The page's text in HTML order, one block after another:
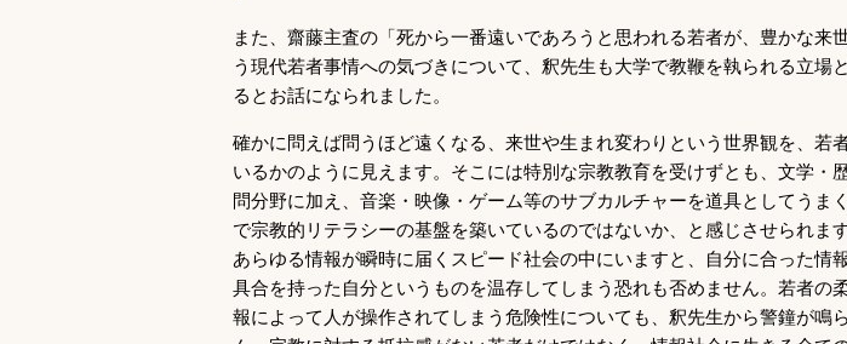
また、齋藤主査の「死から一番遠いであろうと思われる若者が、豊かな来
う現代若者事情への気づきについて、釈先生も大学で教鞭を執られる立場
るとお話になられました。
確かに問えば問うほど遠くなる、来世や生まれ変わりという世界観を、若
いるかのように見えます。そこには特別な宗教教育を受けずとも、文学・
問分野に加え、音楽・映像・ゲーム等のサブカルチャーを道具としてうま
で宗教的リテラシーの基盤を築いているのではないか、と感じさせられま
あらゆる情報が瞬時に届くスピード社会の中にいますと、自分に合った情
具合を持った自分というものを温存してしまう恐れも否めません。若者の
報によって人が操作されてしまう危険性についても、釈先生から警鐘が鳴